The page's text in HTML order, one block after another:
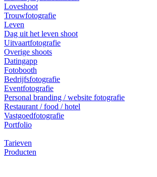
Loveshoot
Trouwfotografie
Leven
Dag uit het leven shoot
Uitvaartfotografie
Overige shoots
Datingapp
Fotobooth
Bedrijfsfotografie
Eventfotografie
Personal branding / website fotografie
Restaurant / food / hotel
Vastgoedfotografie
Portfolio
Tarieven
Producten